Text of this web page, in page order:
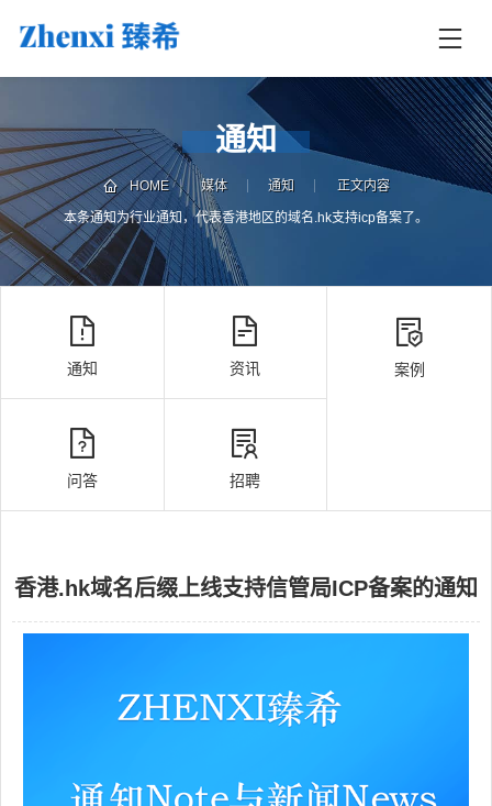
页
页
服
务
媒
体
联
电
通知
HOME 媒体 通知 正文内容
本条通知为行业通知，代表香港地区的域名.hk支持icp备案了。
通知 资讯 案例
问答 招聘
香港.hk域名后缀上线支持信管局ICP备案的通知